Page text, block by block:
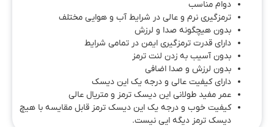
دوام مناسب
ترمزگیری نرم و عالی در شرایط آب و هوایی مختلف
بدون هیچگونه صدا و لرزش
دارای قدرت ترمزگیری ایمن در تمامی شرایط
بدون آسیب به زدن لنت ترمز
بدون لرزش و صدا اضافی
دارای کیفیت عالی و درجه یک این دیسک
عمر مفید طولانی این دیسک ترمز و متریال عالی
کیفیت خوب و درجه یک این دیسک ترمز قابل مقایسه با هیچ
دیسک ترمز دیگه ایی نیست.